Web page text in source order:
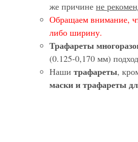
же причине не
Обращаем внимание,
либо ширину.
Трафареты
(0.125-0,170 мм)
Наши трафареты,
маски и трафареты